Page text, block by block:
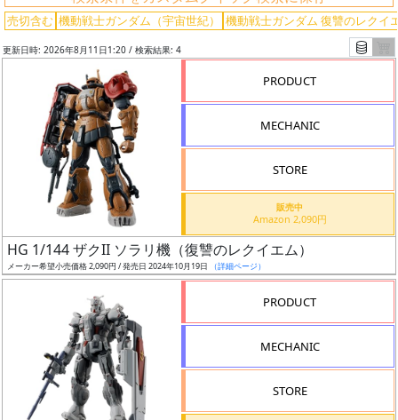
売切含む 機動戦士ガンダム（宇宙世紀） 機動戦士ガンダム 復讐のレクイ
グ
ー
ル
更新日時: 2026年8月11日1:20 / 検索結果: 4
PRODUCT
MECHANIC
STORE
販売中
Amazon 2,090円
HG 1/144 ザクII ソラリ機（復讐のレクイエム）
メーカー希望小売価格 2,090円 / 発売日 2024年10月19日 （詳細ページ）
PRODUCT
MECHANIC
STORE